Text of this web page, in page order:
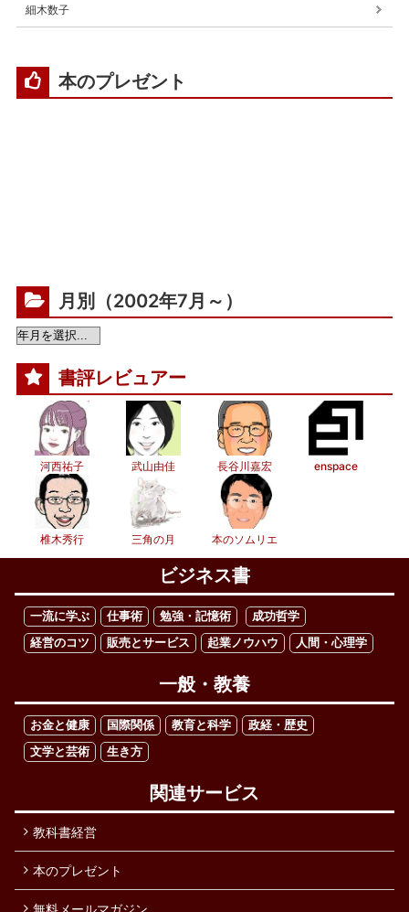
細木数子
本のプレゼント
月別（2002年7月～）
書評レビュアー
河西祐子 武山由佳 長谷川嘉宏 enspace
椎木秀行 三角の月 本のソムリエ
ビジネス書
一流に学ぶ 仕事術 勉強・記憶術
成功哲学
経営のコツ
販売とサービス 起業ノウハウ 人間・心理学
一般・教養
お金と健康 国際関係 教育と科学
政経・歴史
文学と芸術
生き方
関連サービス
教科書経営
本のプレゼント
無料メールマガジン